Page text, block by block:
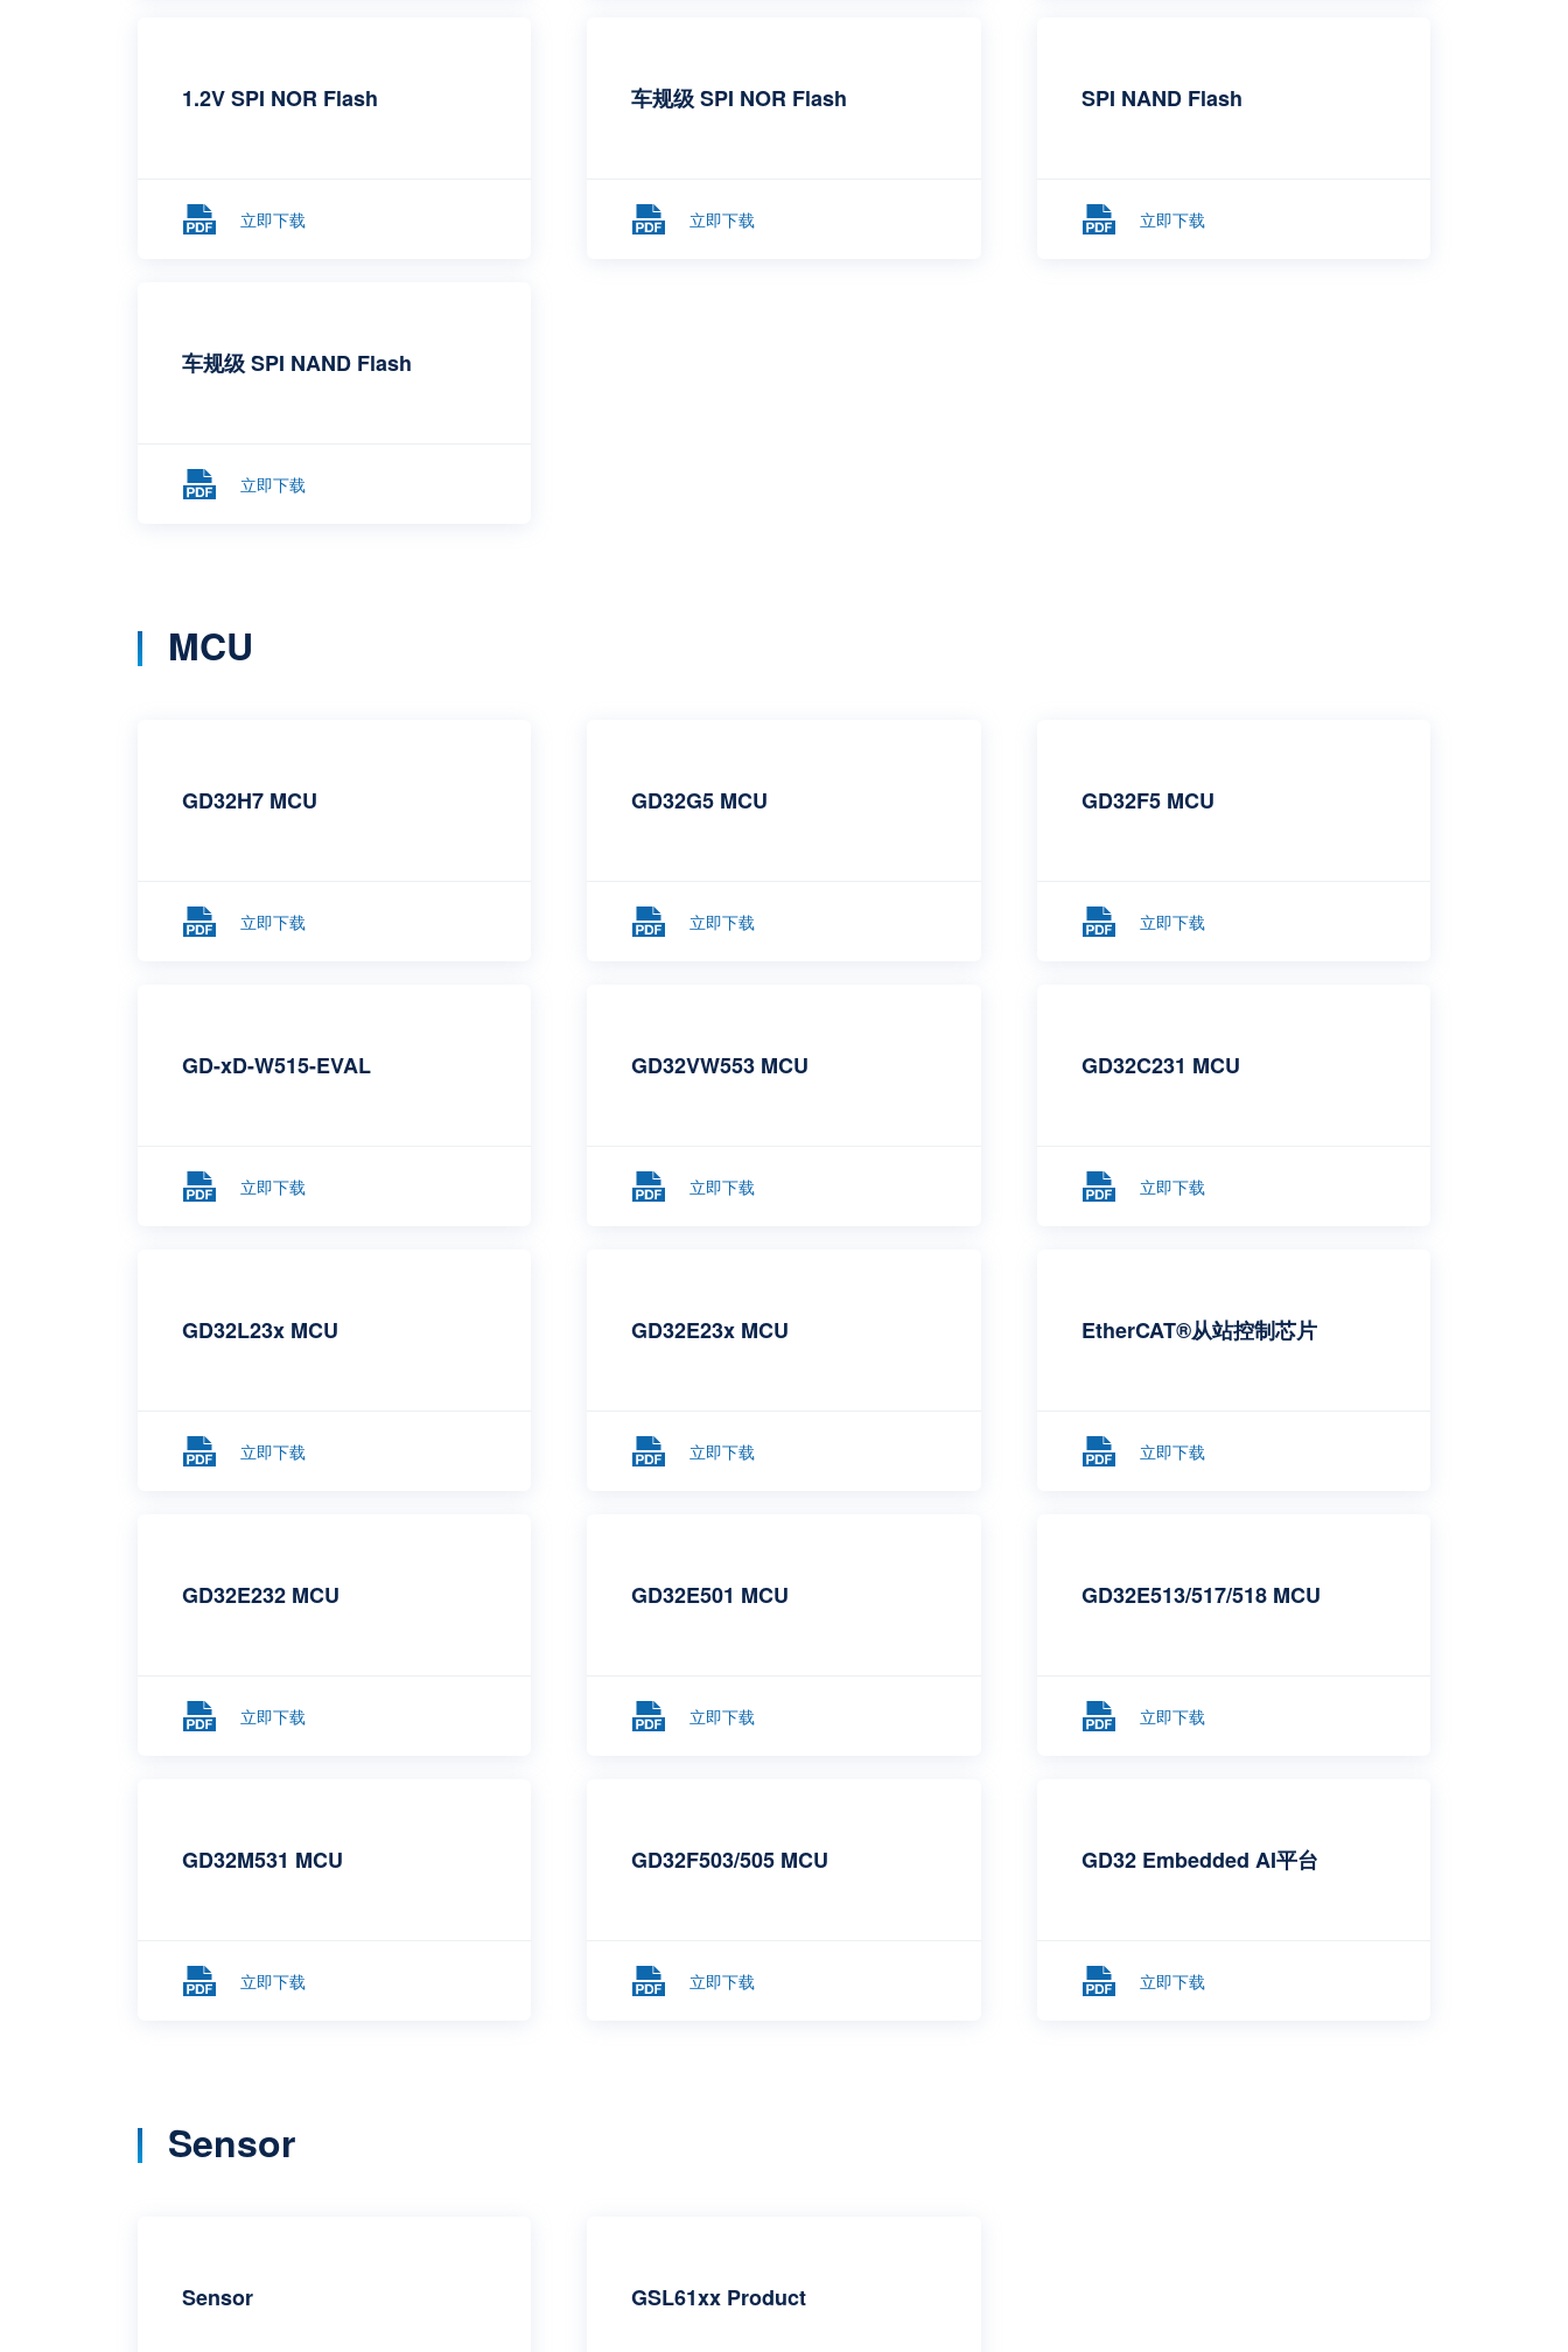
1.2V SPI NOR Flash
立即下载
车规级 SPI NOR Flash
立即下载
SPI NAND Flash
立即下载
车规级 SPI NAND Flash
立即下载
MCU
GD32H7 MCU
立即下载
GD32G5 MCU
立即下载
GD32F5 MCU
立即下载
GD-xD-W515-EVAL
立即下载
GD32VW553 MCU
立即下载
GD32C231 MCU
立即下载
GD32L23x MCU
立即下载
GD32E23x MCU
立即下载
EtherCAT®从站控制芯片
立即下载
GD32E232 MCU
立即下载
GD32E501 MCU
立即下载
GD32E513/517/518 MCU
立即下载
GD32M531 MCU
立即下载
GD32F503/505 MCU
立即下载
GD32 Embedded AI平台
立即下载
Sensor
Sensor GSL61xx Product